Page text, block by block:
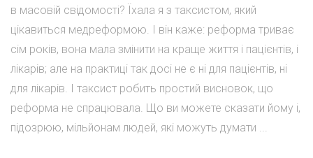
в масовій свідомості? Їхала я з таксистом, який
цікавиться медреформою. І він каже: реформа триває
сім років, вона мала змінити на краще життя і пацієнтів, і
лікарів; але на практиці так досі не є ні для пацієнтів, ні
для лікарів. І таксист робить простий висновок, що
реформа не спрацювала. Що ви можете сказати йому і,
підозрюю, мільйонам людей, які можуть думати ...